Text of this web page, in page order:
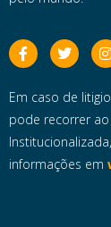
Em caso de
pode recorrer
informações em